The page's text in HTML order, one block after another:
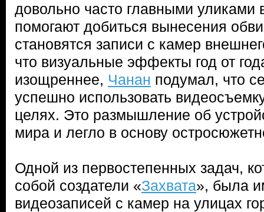
довольно часто главными уликами
помогают добиться вынесения
становятся записи с камер
что визуальные эффекты год от
изощреннее, Чанан подумал, что
успешно использовать
целях. Это размышление об
мира и легло в основу
Одной из первостепенных задач,
собой создатели «Захвата», была
видеозаписей с камер на улицах